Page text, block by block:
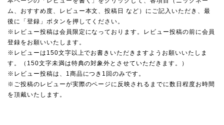
ム、おすすめ度、レビュー本文、投稿日 など）にご記入いただき、最
後に「登録」ボタンを押してください。
※レビュー投稿は会員限定になっております。レビュー投稿の前に会員
登録をお願いいたします。
※レビューは150文字以上でお書きいただきますようお願いいたしま
す。（150文字未満は特典の対象外とさせていただきます。）
※レビュー投稿は、1商品につき1回のみです。
※ご投稿のレビューが実際のページに反映されるまでに数日程度お時間
を頂戴いたします。